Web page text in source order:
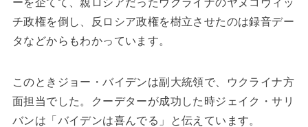
チ政権を倒し、反ロシア政権を樹立させたのは録音デー
タなどからもわかっています。
このときジョー・バイデンは副大統領で、ウクライナ方
面担当でした。クーデターが成功した時ジェイク・サリ
バンは「バイデンは喜んでる」と伝えています。